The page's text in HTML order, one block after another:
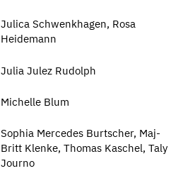
Julica Schwenkhagen, Rosa
Heidemann
Julia Julez Rudolph
Michelle Blum
Sophia Mercedes Burtscher, Maj-
Britt Klenke, Thomas Kaschel, Taly
Journo